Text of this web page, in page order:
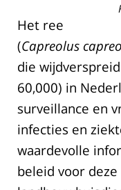
Het ree
(Capreolus
die
60,000) in
surveillance en
infecties en
waardevolle
beleid voor